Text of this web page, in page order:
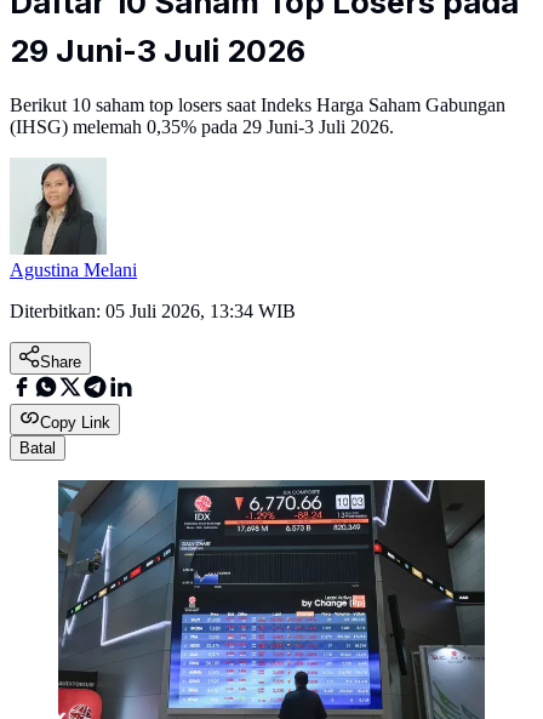
29 Juni-3 Juli 2026
Berikut 10 saham top losers saat Indeks Harga Saham Gabungan
(IHSG) melemah 0,35% pada 29 Juni-3 Juli 2026.
Agustina Melani
Diterbitkan: 05 Juli 2026, 13:34 WIB
Share
Copy Link
Batal